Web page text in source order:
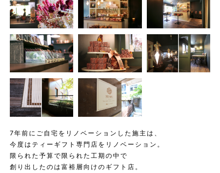
7年前にご自宅をリノベーションした施主は、
今度はティーギフト専門店をリノベーション。
限られた予算で限られた工期の中で
創り出したのは富裕層向けのギフト店。